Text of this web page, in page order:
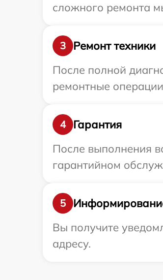
сложного ремонта
3
Ремонт техники
После полной
ремонтные
4
Гарантия
После выполнения
гарантийном
5
Вы получите
адресу.